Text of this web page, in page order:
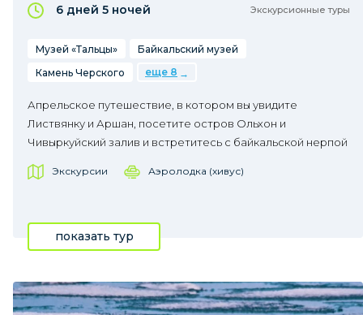
Экскурсионные туры
6 дней 5 ночей
Музей «Тальцы»
Байкальский музей
Камень Черского
еще 8
Апрельское путешествие, в котором вы увидите
Листвянку и Аршан, посетите остров Ольхон и
Чивыркуйский залив и встретитесь с байкальской нерпой
Экскурсии Аэролодка (хивус)
показать тур